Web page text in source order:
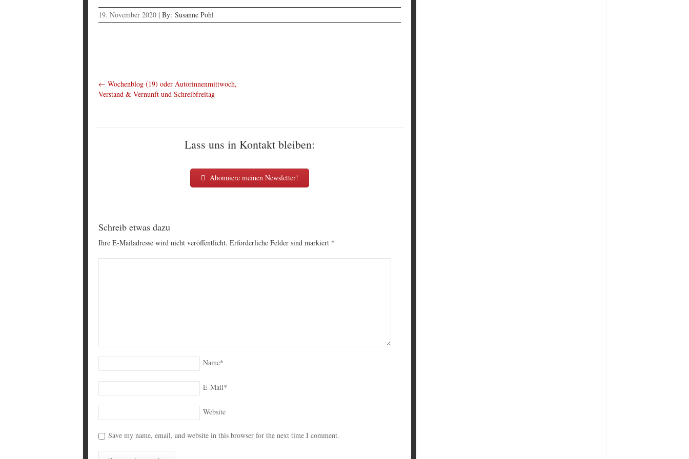
19. November 2020 | By: Susanne Pohl
← Wochenblog (19) oder Autorinnenmittwoch,
Verstand & Vernunft und Schreibfreitag
Lass uns in Kontakt bleiben:
Abonniere meinen Newsletter!
Schreib etwas dazu
Ihre E-Mailadresse wird nicht veröffentlicht. Erforderliche Felder sind markiert *
Name*
E-Mail*
Website
Save my name, email, and website in this browser for the next time I comment.